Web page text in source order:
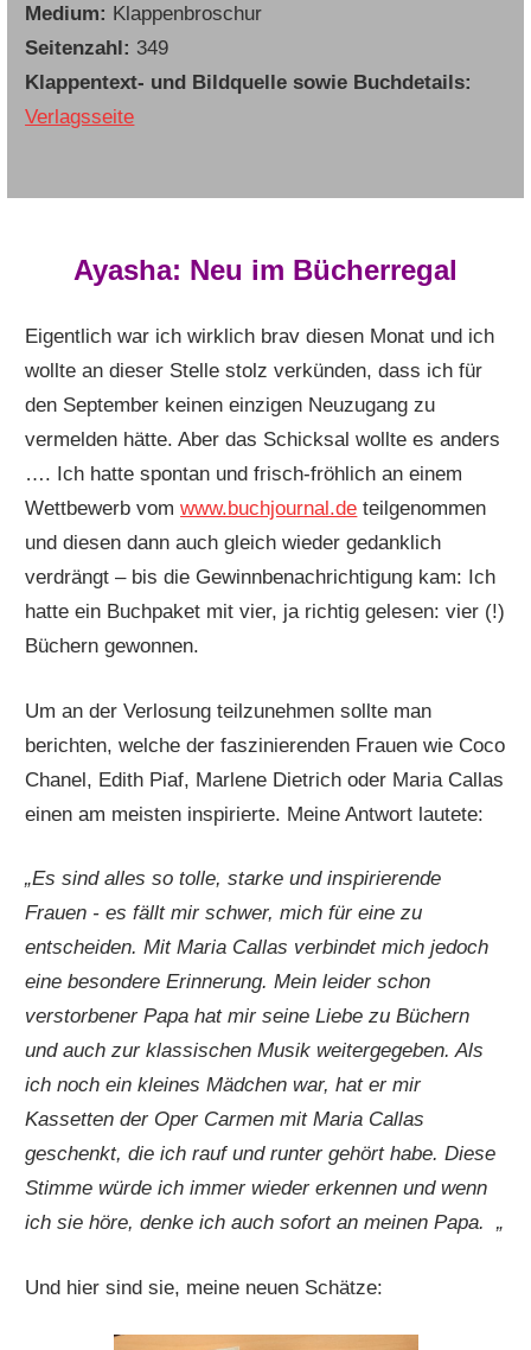
Medium: Klappenbroschur
Seitenzahl: 349
Klappentext- und Bildquelle sowie Buchdetails:
Verlagsseite
Ayasha: Neu im Bücherregal
Eigentlich war ich wirklich brav diesen Monat und ich
wollte an dieser Stelle stolz verkünden, dass ich für
den September keinen einzigen Neuzugang zu
vermelden hätte. Aber das Schicksal wollte es anders
…. Ich hatte spontan und frisch-fröhlich an einem
Wettbewerb vomwww.buchjournal.de teilgenommen
und diesen dann auch gleich wieder gedanklich
verdrängt – bis die Gewinnbenachrichtigung kam: Ich
hatte ein Buchpaket mit vier, ja richtig gelesen: vier (!)
Büchern gewonnen.
Um an der Verlosung teilzunehmen sollte man
berichten, welche der faszinierenden Frauen wie Coco
Chanel, Edith Piaf, Marlene Dietrich oder Maria Callas
einen am meisten inspirierte. Meine Antwort lautete:
„Es sind alles so tolle, starke und inspirierende
Frauen - es fällt mir schwer, mich für eine zu
entscheiden. Mit Maria Callas verbindet mich jedoch
eine besondere Erinnerung. Mein leider schon
verstorbener Papa hat mir seine Liebe zu Büchern
und auch zur klassischen Musik weitergegeben. Als
ich noch ein kleines Mädchen war, hat er mir
Kassetten der Oper Carmen mit Maria Callas
geschenkt, die ich rauf und runter gehört habe. Diese
Stimme würde ich immer wieder erkennen und wenn
ich sie höre, denke ich auch sofort an meinen Papa.
„
Und hier sind sie, meine neuen Schätze: